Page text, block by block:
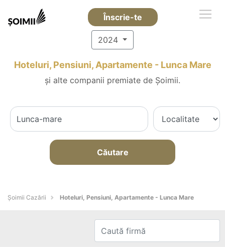
Înscrie-te
2024
Hoteluri, Pensiuni, Apartamente - Lunca Mare
și alte companii premiate de Șoimii.
Căutare
Șoimii Cazării Hoteluri, Pensiuni, Apartamente - Lunca Mare